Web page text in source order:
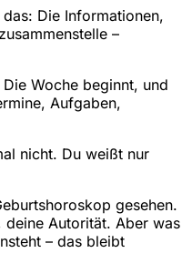
Die Informationen,
–
Woche beginnt, und
Aufgaben,
nicht. Du weißt nur
gesehen.
Autorität. Aber was
– das bleibt